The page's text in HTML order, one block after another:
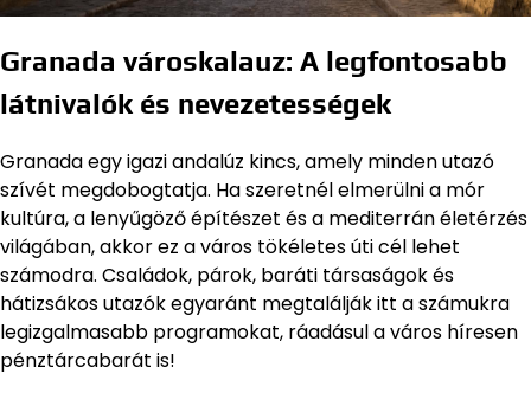
Granada városkalauz: A legfontosabb
látnivalók és nevezetességek
Granada egy igazi andalúz kincs, amely minden utazó
szívét megdobogtatja. Ha szeretnél elmerülni a mór
kultúra, a lenyűgöző építészet és a mediterrán életérzés
világában, akkor ez a város tökéletes úti cél lehet
számodra. Családok, párok, baráti társaságok és
hátizsákos utazók egyaránt megtalálják itt a számukra
legizgalmasabb programokat, ráadásul a város híresen
pénztárcabarát is!